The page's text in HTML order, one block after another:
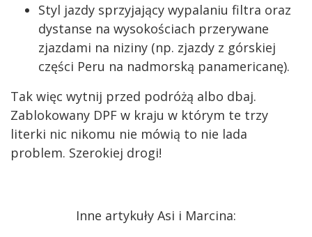
Styl jazdy sprzyjający wypalaniu filtra oraz
dystanse na wysokościach przerywane
zjazdami na niziny (np. zjazdy z górskiej
części Peru na nadmorską panamericanę).
Tak więc wytnij przed podróżą albo dbaj.
Zablokowany DPF w kraju w którym te trzy
literki nic nikomu nie mówią to nie lada
problem. Szerokiej drogi!
Inne artykuły Asi i Marcina: